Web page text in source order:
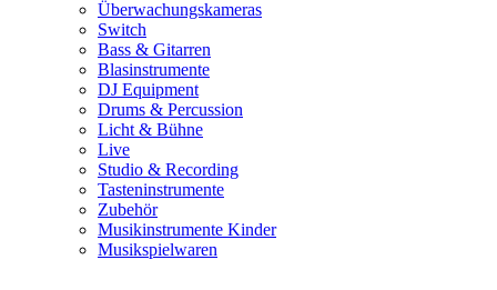
Überwachungskameras
Switch
Bass & Gitarren
Blasinstrumente
DJ Equipment
Drums & Percussion
Licht & Bühne
Live
Studio & Recording
Tasteninstrumente
Zubehör
Musikinstrumente Kinder
Musikspielwaren